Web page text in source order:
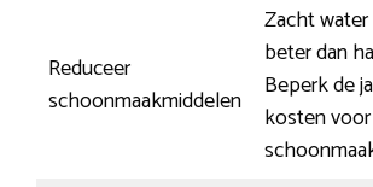
Reduceer
schoonmaakmiddelen
Zacht
beter dan
Beperk de
kosten voor